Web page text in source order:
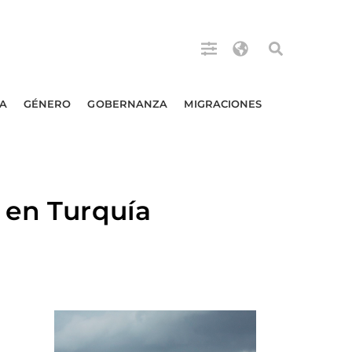
GÉNERO GOBERNANZA MIGRACIONES
Turquía